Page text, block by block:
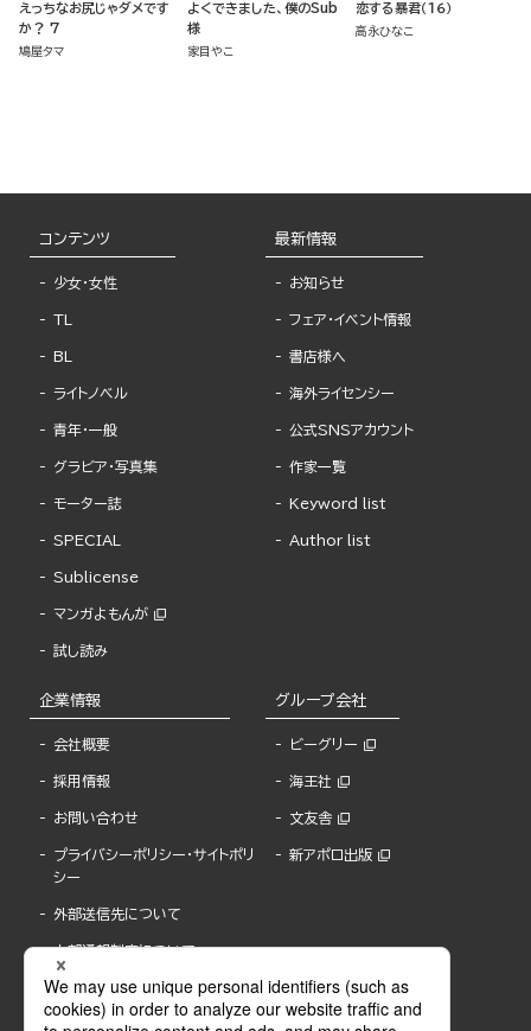
えっちなお尻じゃダメです
か？ 7
鳩屋タマ
よくできました、僕のSub
様
家目やこ
恋する暴君（１６）
高永ひなこ
コンテンツ
少女・女性
TL
BL
ライトノベル
青年・一般
グラビア・写真集
モーター誌
SPECIAL
Sublicense
マンガよもんが
試し読み
最新情報
お知らせ
フェア・イベント情報
書店様へ
海外ライセンシー
公式SNSアカウント
作家一覧
Keyword list
Author list
企業情報
会社概要
採用情報
お問い合わせ
プライバシーポリシー・サイトポリ
シー
外部送信先について
内部通報制度について
グループ会社
ビーグリー
海王社
文友舎
新アポロ出版